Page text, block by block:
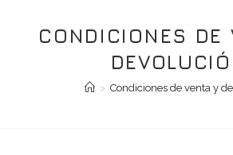
CONDICIONES DE
> Condiciones de venta y